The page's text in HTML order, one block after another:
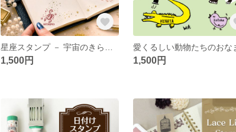
1,500円 1,500円